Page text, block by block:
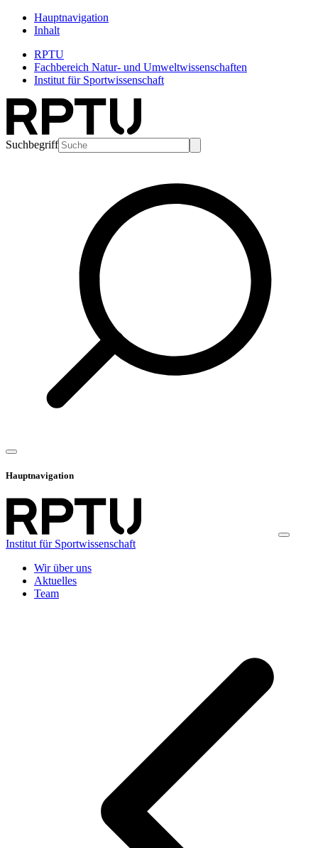
Hauptnavigation
Inhalt
RPTU
Fachbereich Natur- und Umweltwissenschaften
Institut für Sportwissenschaft
Suchbegriff
Hauptnavigation
Institut für Sportwissenschaft
Wir über uns
Aktuelles
Team